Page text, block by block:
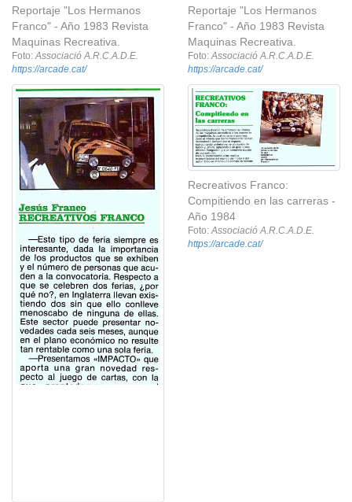
Reportaje "Los Hermanos
Franco" - Año 1983 Revista
Maquinas Recreativa.
Foto: Associació A.R.C.A.D.E.
https://arcade.cat/
Reportaje "Los Hermanos
Franco" - Año 1983 Revista
Maquinas Recreativa.
Foto: Associació A.R.C.A.D.E.
https://arcade.cat/
Recreativos Franco:
Compitiendo en las carreras -
Año 1984
Foto:Associació A.R.C.A.D.E.
https://arcade.cat/